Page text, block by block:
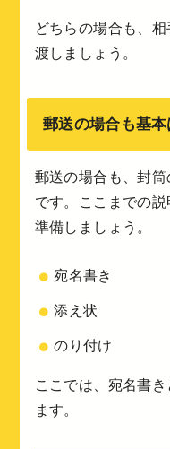
どちらの場合も、
渡しましょう。
郵送の場合も基本
郵送の場合も、封
です。ここまでの
準備しましょう。
宛名書き
添え状
のり付け
ここでは、宛名書
ます。